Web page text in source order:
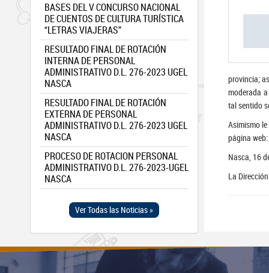
BASES DEL V CONCURSO NACIONAL
DE CUENTOS DE CULTURA TURÍSTICA
“LETRAS VIAJERAS”
RESULTADO FINAL DE ROTACIÓN
INTERNA DE PERSONAL
ADMINISTRATIVO D.L. 276-2023 UGEL
NASCA
RESULTADO FINAL DE ROTACIÓN
EXTERNA DE PERSONAL
ADMINISTRATIVO D.L. 276-2023 UGEL
NASCA
PROCESO DE ROTACION PERSONAL
ADMINISTRATIVO D.L. 276-2023-UGEL
NASCA
Ver Todas las Noticias »
provincia;
moderada
tal sentido
Asimismo
página
Nasca, 16
La